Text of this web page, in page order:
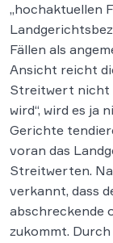
„hochaktuellen
Fällen als
Ansicht reicht
Streitwert nicht
wird“, wird es ja
Gerichte
voran das
Streitwerten.
verkannt, dass
abschreckende
zukommt.